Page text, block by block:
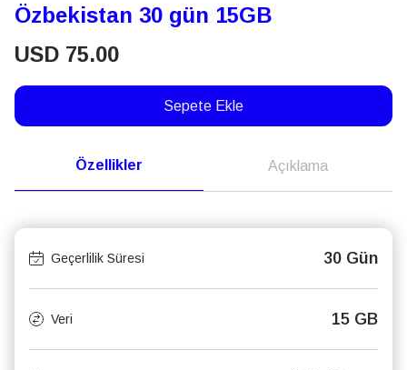
Özbekistan 30 gün 15GB
USD 75.00
Sepete Ekle
Özellikler Açıklama
Geçerlilik Süresi 30 Gün
Veri 15 GB